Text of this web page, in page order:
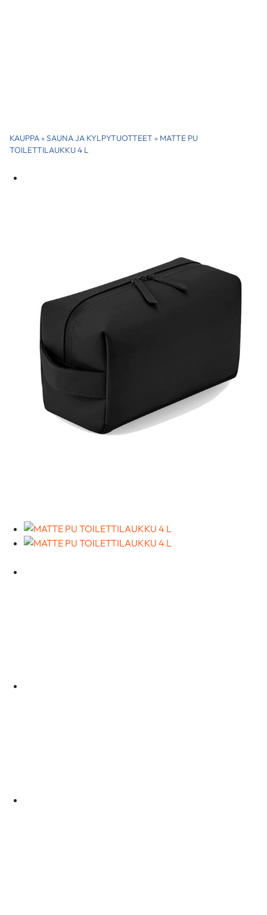
KAUPPA»SAUNA JA KYLPYTUOTTEET » MATTE PU
TOILETTILAUKKU 4 L